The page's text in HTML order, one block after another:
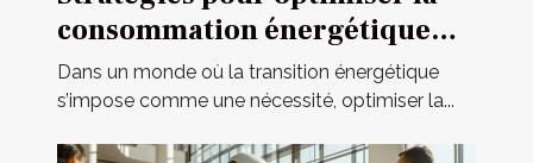
consommation énergétique
dans l'habitat moderne
Dans un monde où la transition énergétique
s’impose comme une nécessité, optimiser la...